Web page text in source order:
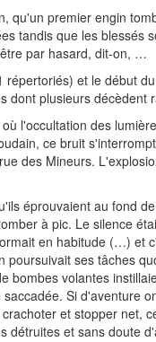
qu'un premier engin
tandis que les blessés
par hasard, dit-on, …
et le début
plusieurs décèdent
l'occultation des
ce bruit
des Mineurs.
éprouvaient au fond
à pic. Le silence
en habitude (…) et
ses tâches
volantes
Si d'aventure
et stopper net,
et sans doute